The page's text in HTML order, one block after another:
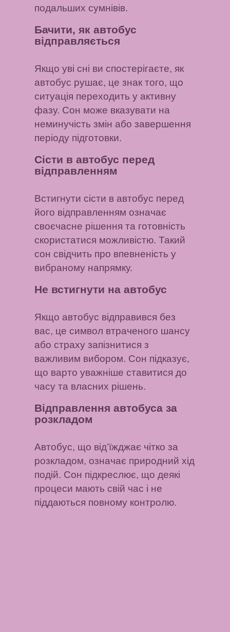
подальших сумнівів.
Бачити, як автобус
відправляється
Якщо уві сні ви спостерігаєте, як
автобус рушає, це знак того, що
ситуація переходить у активну
фазу. Сон може вказувати на
неминучість змін або завершення
періоду підготовки.
Сісти в автобус перед
відправленням
Встигнути сісти в автобус перед
його відправленням означає
своєчасне рішення та готовність
скористатися можливістю. Такий
сон свідчить про впевненість у
вибраному напрямку.
Не встигнути на автобус
Якщо автобус відправився без
вас, це символ втраченого шансу
або страху запізнитися з
важливим вибором. Сон підказує,
що варто уважніше ставитися до
часу та власних рішень.
Відправлення автобуса за
розкладом
Автобус, що від’їжджає чітко за
розкладом, означає природний хід
подій. Сон підкреслює, що деякі
процеси мають свій час і не
піддаються повному контролю.